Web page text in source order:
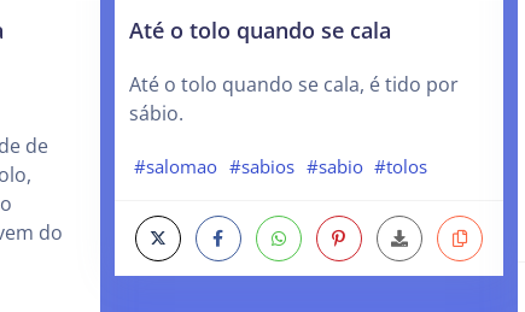
de
do
Até o tolo quando se cala
Até o tolo quando se cala, é tido por
sábio.
#salomao #sabios #sabio #tolos